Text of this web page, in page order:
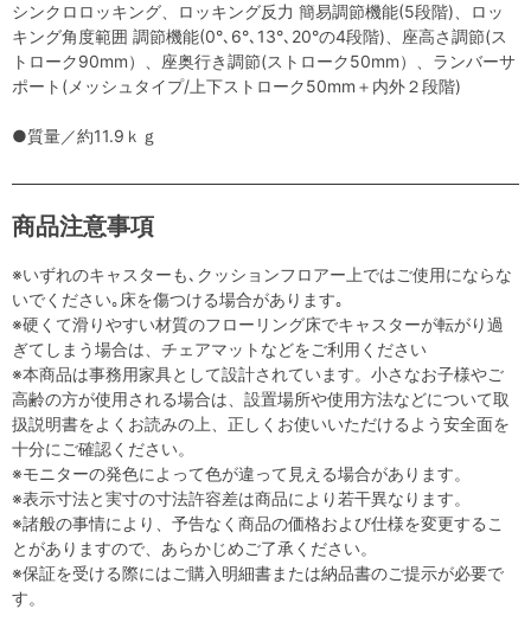
シンクロロッキング、ロッキング反力 簡易調節機能(5段階)、ロッ
キング角度範囲 調節機能(0°､6°､13°､20°の4段階)、座高さ調節(ス
トローク90mm）、座奥行き調節(ストローク50mm）、ランバーサ
ポート(メッシュタイプ/上下ストローク50mm＋内外２段階)
●質量／約11.9ｋｇ
商品注意事項
※いずれのキャスターも､クッションフロアー上ではご使用にならな
いでください｡床を傷つける場合があります｡
※硬くて滑りやすい材質のフローリング床でキャスターが転がり過
ぎてしまう場合は、チェアマットなどをご利用ください
※本商品は事務用家具として設計されています。小さなお子様やご
高齢の方が使用される場合は、設置場所や使用方法などについて取
扱説明書をよくお読みの上、正しくお使いいただけるよう安全面を
十分にご確認ください。
※モニターの発色によって色が違って見える場合があります。
※表示寸法と実寸の寸法許容差は商品により若干異なります。
※諸般の事情により、予告なく商品の価格および仕様を変更するこ
とがありますので、あらかじめご了承ください。
※保証を受ける際にはご購入明細書または納品書のご提示が必要で
す。